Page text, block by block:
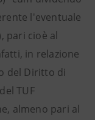
l'eventuale
pari cioè al
in relazione
del Diritto di
TUF
almeno pari al